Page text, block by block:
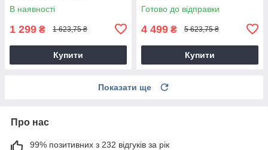
В наявності
1 299 ₴ 1 623,75 ₴
Купити
Готово до відправки
4 499 ₴ 5 623,75 ₴
Купити
Показати ще
Про нас
99% позитивних з 232 відгуків за рік